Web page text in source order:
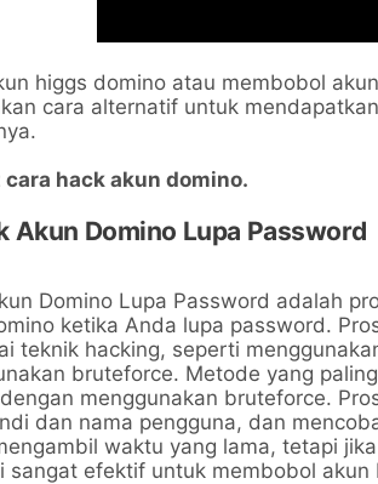
higgs domino atau membobol
cara alternatif untuk
cara hack akun domino.
Akun Domino Lupa Password
Domino Lupa Password adalah
ketika Anda lupa password.
teknik hacking, seperti
bruteforce. Metode yang
menggunakan bruteforce.
dan nama pengguna, dan
waktu yang lama, tetapi
sangat efektif untuk membobol akun